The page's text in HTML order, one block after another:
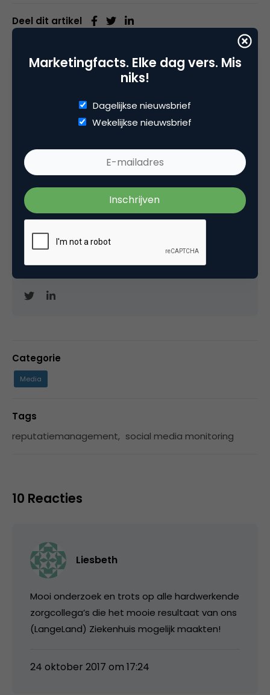
Deel dit artikel
Matthijs van den Broek
Editor-in-Chief bijMarketingfacts
Van april 2007 tot juni 2011 was ik freelance
editor/ communitymanager / hoofdredacteur bij
Marketingfacts. Tussendoor werkte ik bij Insites
Consulting, IDG Nederland, Saatchi&Saatchi;/Leo
Burnett (voor Samsung) en voor
onderzoeksbureau WUA. Vanaf 1 november 2021
vorm ik samen met Luuk Ros de hoofdredactie
van Marketingfacts.
Categorie
Media
Tags
reputatiemanagement, social media monitoring
10 Reacties
Liesbeth
Mooi onderzoek en trots op alle hardwerkende
zorgcollega’s die het mooie resultaat van ons
(LangeLand) Ziekenhuis mogelijk maakten!
24 oktober 2017 om 17:24
Marketingfacts. Elke dag vers. Mis
niks!
Dagelijkse nieuwsbrief
Wekelijkse nieuwsbrief